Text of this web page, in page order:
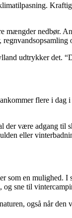
nedbør.
udtrykker det.
flere i
der være adgang
eller
som en
sne til
også når